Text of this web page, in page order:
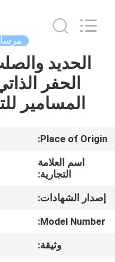
المنزل
المنتجات
فيديوهات
جولة
CO.,LTD.
الحديد
الحفر
المسامير
Place of Origin:
اسم العلامة
التجارية:
إصدار الشهادات:
Model Number:
وثيقة: